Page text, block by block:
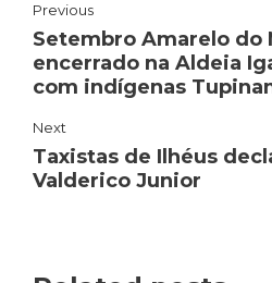
Previous
Setembro Amarelo do
encerrado na Aldeia
com indígenas
Next
Taxistas de Ilhéus
Valderico Junior